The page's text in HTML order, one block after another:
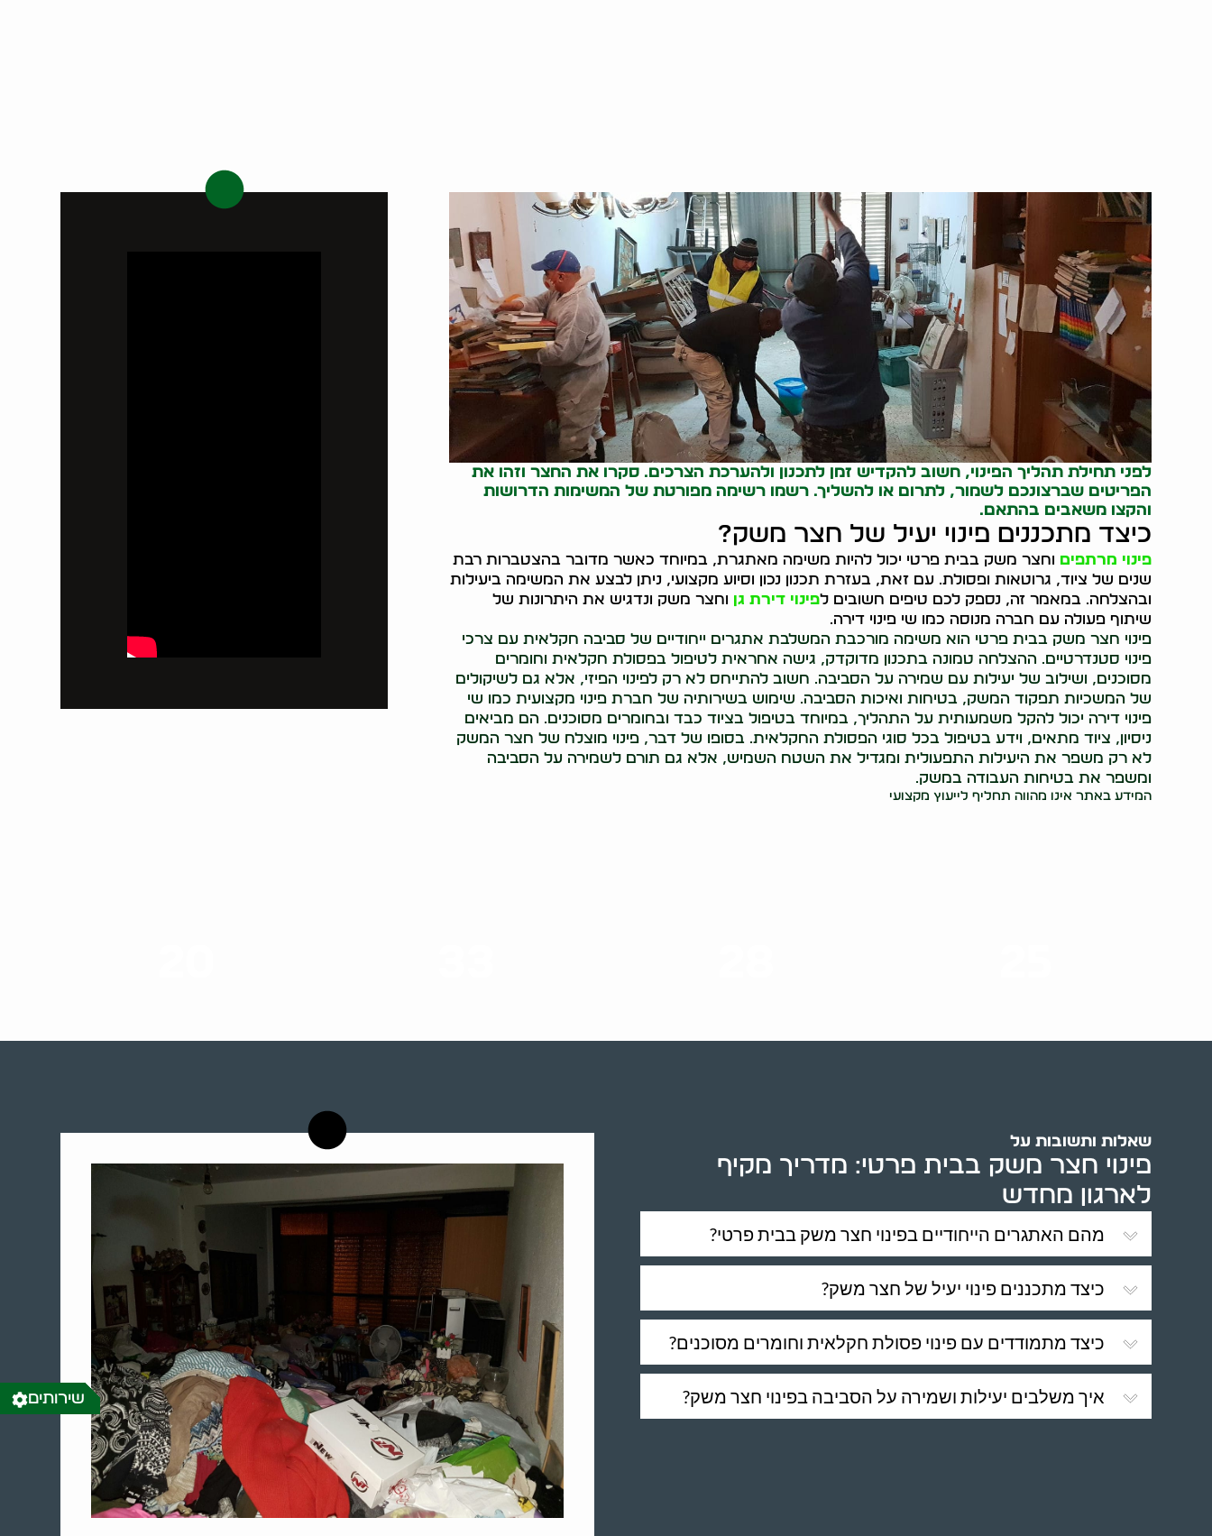
לפני תחילת תהליך הפינוי, חשוב להקדיש זמן לתכנון ולהערכת הצרכים. סקרו את החצר וזהו את
הפריטים שברצונכם לשמור, לתרום או להשליך. רשמו רשימה מפורטת של המשימות הדרושות
והקצו משאבים בהתאם.
כיצד מתכננים פינוי יעיל של חצר משק?
פינוי מרתפים וחצר משק בבית פרטי יכול להיות משימה מאתגרת, במיוחד כאשר מדובר בהצטברות רבת
שנים של ציוד, גרוטאות ופסולת. עם זאת, בעזרת תכנון נכון וסיוע מקצועי, ניתן לבצע את המשימה ביעילות
ובהצלחה. במאמר זה, נספק לכם טיפים חשובים לפינוי דירת גן וחצר משק ונדגיש את היתרונות של
שיתוף פעולה עם חברה מנוסה כמו שי פינוי דירה.
פינוי חצר משק בבית פרטי הוא משימה מורכבת המשלבת אתגרים ייחודיים של סביבה חקלאית עם צרכי
פינוי סטנדרטיים. ההצלחה טמונה בתכנון מדוקדק, גישה אחראית לטיפול בפסולת חקלאית וחומרים
מסוכנים, ושילוב של יעילות עם שמירה על הסביבה. חשוב להתייחס לא רק לפינוי הפיזי, אלא גם לשיקולים
של המשכיות תפקוד המשק, בטיחות ואיכות הסביבה. שימוש בשירותיה של חברת פינוי מקצועית כמו שי
פינוי דירה יכול להקל משמעותית על התהליך, במיוחד בטיפול בציוד כבד ובחומרים מסוכנים. הם מביאים
ניסיון, ציוד מתאים, וידע בטיפול בכל סוגי הפסולת החקלאית. בסופו של דבר, פינוי מוצלח של חצר המשק
לא רק משפר את היעילות התפעולית ומגדיל את השטח השמיש, אלא גם תורם לשמירה על הסביבה
ומשפר את בטיחות העבודה במשק.
המידע באתר אינו מהווה תחליף לייעוץ מקצועי
שאלות ותשובות על
פינוי חצר משק בבית פרטי: מדריך מקיף
לארגון מחדש
מהם האתגרים הייחודיים בפינוי חצר משק בבית פרטי?
כיצד מתכננים פינוי יעיל של חצר משק?
כיצד מתמודדים עם פינוי פסולת חקלאית וחומרים מסוכנים?
איך משלבים יעילות ושמירה על הסביבה בפינוי חצר משק? שירותים